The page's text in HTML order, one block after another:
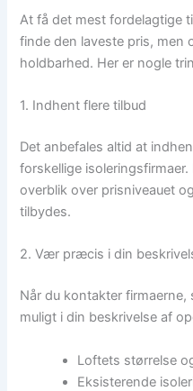
At få det mest fordelagtige
finde den laveste pris, men
holdbarhed. Her er nogle
1. Indhent flere tilbud
Det anbefales altid at
forskellige
overblik over prisniveauet
tilbydes.
2. Vær præcis i din
Når du kontakter
muligt i din beskrivelse af
Loftets størrelse
Eksisterende